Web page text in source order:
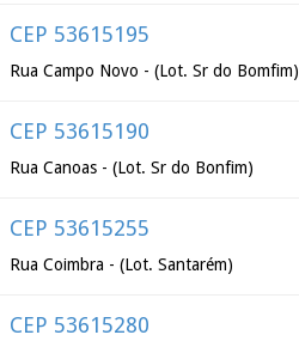
CEP 53615195
Rua Campo Novo - (Lot. Sr do Bomfim)
CEP 53615190
Rua Canoas - (Lot. Sr do Bonfim)
CEP 53615255
Rua Coimbra - (Lot. Santarém)
CEP 53615280